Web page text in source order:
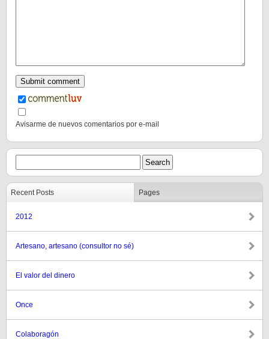
Avisarme de nuevos comentarios por e-mail
Recent Posts Pages
2012
Artesano, artesano (consultor no sé)
El valor del dinero
Once
Colaboragón